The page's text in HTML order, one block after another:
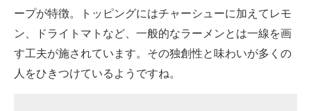
ープが特徴。トッピングにはチャーシューに加えてレモ
ン、ドライトマトなど、一般的なラーメンとは一線を画
す工夫が施されています。その独創性と味わいが多くの
人をひきつけているようですね。